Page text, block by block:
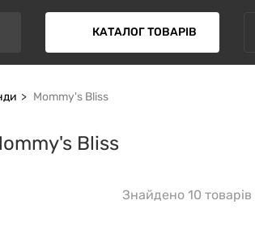
КАТАЛОГ ТОВАРІВ
Mommy's Bliss
Bliss
Знайдено 10 товарів